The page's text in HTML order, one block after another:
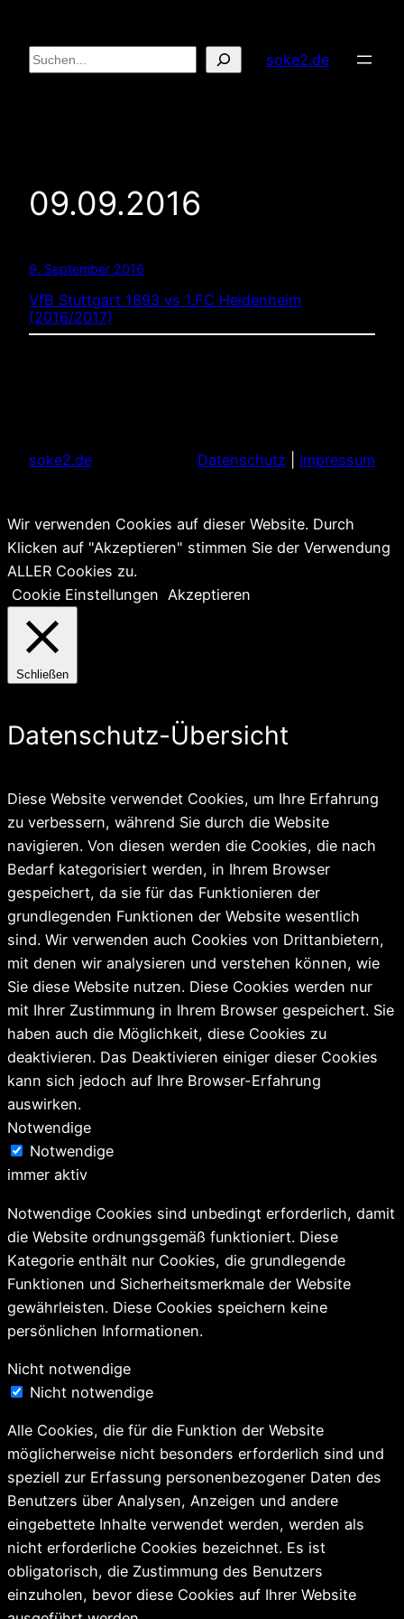
Inhalt
springen
Suchen soke2.de
09.09.2016
9. September 2016
VfB Stuttgart 1893 vs 1.FC Heidenheim
(2016/2017)
soke2.de Datenschutz Impressum
Wir verwenden Cookies auf dieser Website. Durch
Klicken auf "Akzeptieren" stimmen Sie der Verwendung
ALLER Cookies zu.
Cookie Einstellungen Akzeptieren
Schließen
Datenschutz-Übersicht
Diese Website verwendet Cookies, um Ihre Erfahrung
zu verbessern, während Sie durch die Website
navigieren. Von diesen werden die Cookies, die nach
Bedarf kategorisiert werden, in Ihrem Browser
gespeichert, da sie für das Funktionieren der
grundlegenden Funktionen der Website wesentlich
sind. Wir verwenden auch Cookies von Drittanbietern,
mit denen wir analysieren und verstehen können, wie
Sie diese Website nutzen. Diese Cookies werden nur
mit Ihrer Zustimmung in Ihrem Browser gespeichert. Sie
haben auch die Möglichkeit, diese Cookies zu
deaktivieren. Das Deaktivieren einiger dieser Cookies
kann sich jedoch auf Ihre Browser-Erfahrung
auswirken.
Notwendige
Notwendige
immer aktiv
Notwendige Cookies sind unbedingt erforderlich, damit
die Website ordnungsgemäß funktioniert. Diese
Kategorie enthält nur Cookies, die grundlegende
Funktionen und Sicherheitsmerkmale der Website
gewährleisten. Diese Cookies speichern keine
persönlichen Informationen.
Nicht notwendige
Nicht notwendige
Alle Cookies, die für die Funktion der Website
möglicherweise nicht besonders erforderlich sind und
speziell zur Erfassung personenbezogener Daten des
Benutzers über Analysen, Anzeigen und andere
eingebettete Inhalte verwendet werden, werden als
nicht erforderliche Cookies bezeichnet. Es ist
obligatorisch, die Zustimmung des Benutzers
einzuholen, bevor diese Cookies auf Ihrer Website